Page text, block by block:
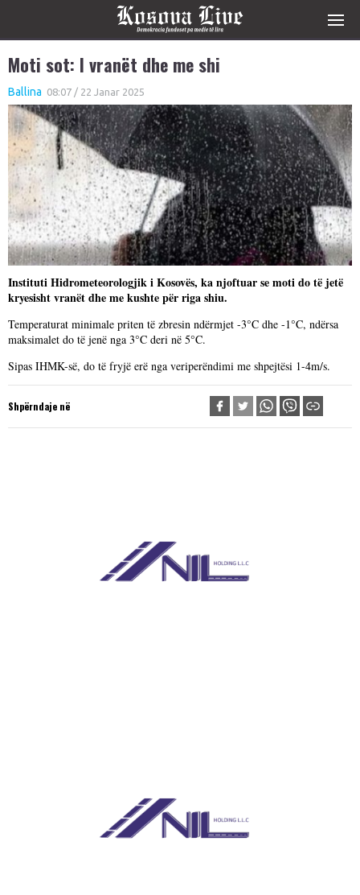
Moti sot: I vranët dhe me shi
Ballina 08:07 / 22 Janar 2025
Instituti Hidrometeorologjik i Kosovës, ka njoftuar se moti do të jetë
kryesisht vranët dhe me kushte për riga shiu.
Temperaturat minimale priten të zbresin ndërmjet -3°C dhe -1°C, ndërsa
maksimalet do të jenë nga 3°C deri në 5°C.
Sipas IHMK-së, do të fryjë erë nga veriperëndimi me shpejtësi 1-4m/s.
Shpërndaje në